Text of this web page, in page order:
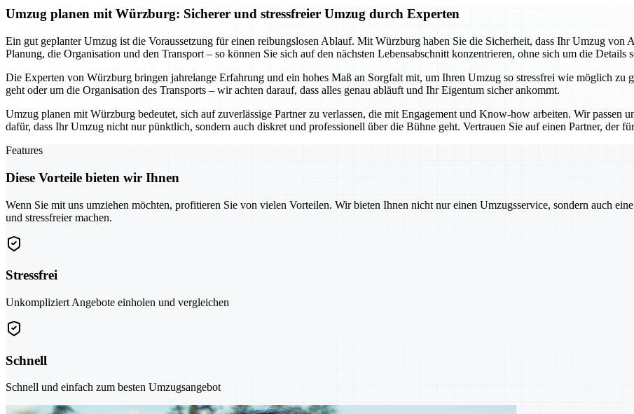
Umzug planen mit Würzburg: Sicherer und stressfreier Umzug durch Experten
Ein gut geplanter Umzug ist die Voraussetzung für einen reibungslosen Ablauf. Mit Würzburg haben Sie die Sicherheit, dass Ihr Umzug von
Planung, die Organisation und den Transport – so können Sie sich auf den nächsten Lebensabschnitt konzentrieren, ohne sich um die Details
Die Experten von Würzburg bringen jahrelange Erfahrung und ein hohes Maß an Sorgfalt mit, um Ihren Umzug so stressfrei wie möglich zu
geht oder um die Organisation des Transports – wir achten darauf, dass alles genau abläuft und Ihr Eigentum sicher ankommt.
Umzug planen mit Würzburg bedeutet, sich auf zuverlässige Partner zu verlassen, die mit Engagement und Know-how arbeiten. Wir passen
dafür, dass Ihr Umzug nicht nur pünktlich, sondern auch diskret und professionell über die Bühne geht. Vertrauen Sie auf einen Partner, der
Features
Diese Vorteile bieten wir Ihnen
Wenn Sie mit uns umziehen möchten, profitieren Sie von vielen Vorteilen. Wir bieten Ihnen nicht nur einen Umzugsservice, sondern auch
und stressfreier machen.
Stressfrei
Unkompliziert Angebote einholen und vergleichen
Schnell
Schnell und einfach zum besten Umzugsangebot